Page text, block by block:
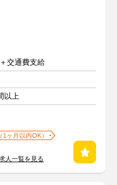
交通費支給
以上
1ヶ月以内OK）
人一覧を見る